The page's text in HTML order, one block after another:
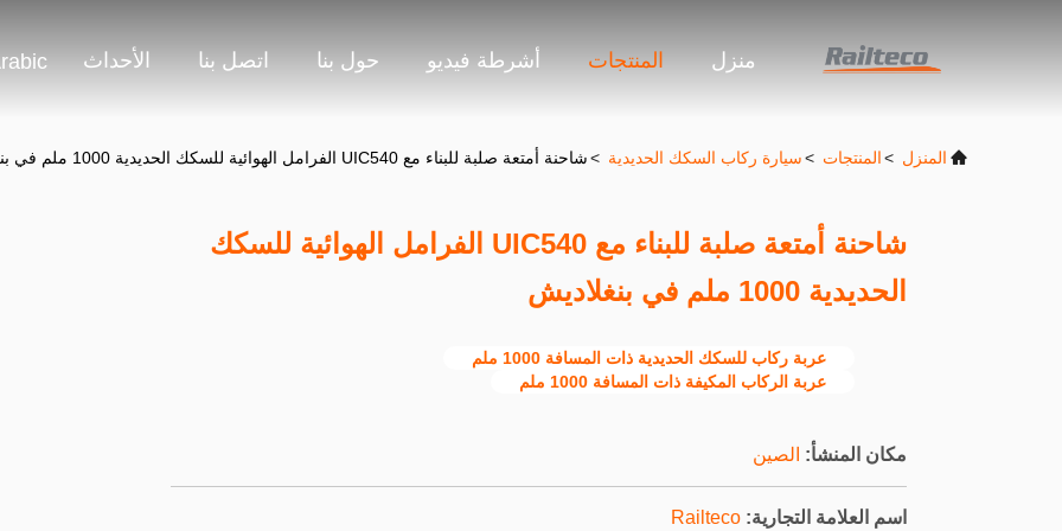
منزل المنتجات أشرطة فيديو حول بنا اتصل بنا الأحداث
المنزل >المنتجات >سيارة ركاب السكك الحديدية >شاحنة أمتعة صلبة للبناء مع UIC540 الفرامل الهوائية للسكك الحديدية 1000 ملم في بنغلاديش
شاحنة أمتعة صلبة للبناء مع UIC540 الفرامل الهوائية للسكك
الحديدية 1000 ملم في بنغلاديش
عربة ركاب للسكك الحديدية ذات المسافة 1000 ملم
عربة الركاب المكيفة ذات المسافة 1000 ملم
مكان المنشأ: الصين
اسم العلامة التجارية: Railteco